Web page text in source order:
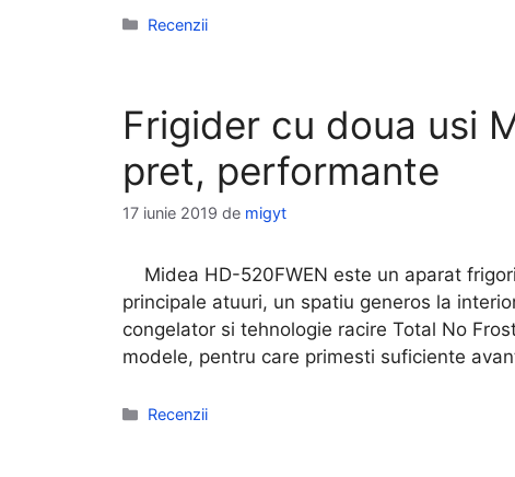
Categorii
Recenzii
Frigider cu doua usi
pret, performante
17 iunie 2019 de migyt
Midea HD-520FWEN este un aparat
principale atuuri, un spatiu generos la
congelator si tehnologie racire Total No
modele, pentru care primesti suficiente
Categorii
Recenzii